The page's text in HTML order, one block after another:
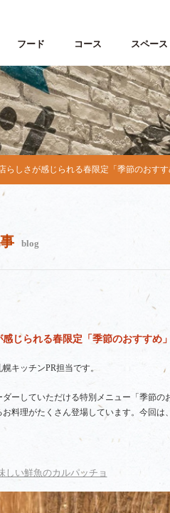
フード コース スペース
らしさが感じられる春限定「季節のおす
blog
感じられる春限定「季節のおすすめ
キッチンPR担当です。
ーしていただける特別メニュー「季節
お料理がたくさん登場しています。今回
しい鮮魚のカルパッチョ